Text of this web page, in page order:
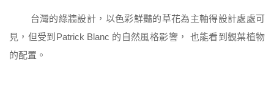
台灣的綠牆設計，以色彩鮮豔的草花為主軸得設計處處可
見，但受到Patrick Blanc 的自然風格影響， 也能看到觀葉植物
的配置。